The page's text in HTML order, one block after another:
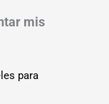
mis
para